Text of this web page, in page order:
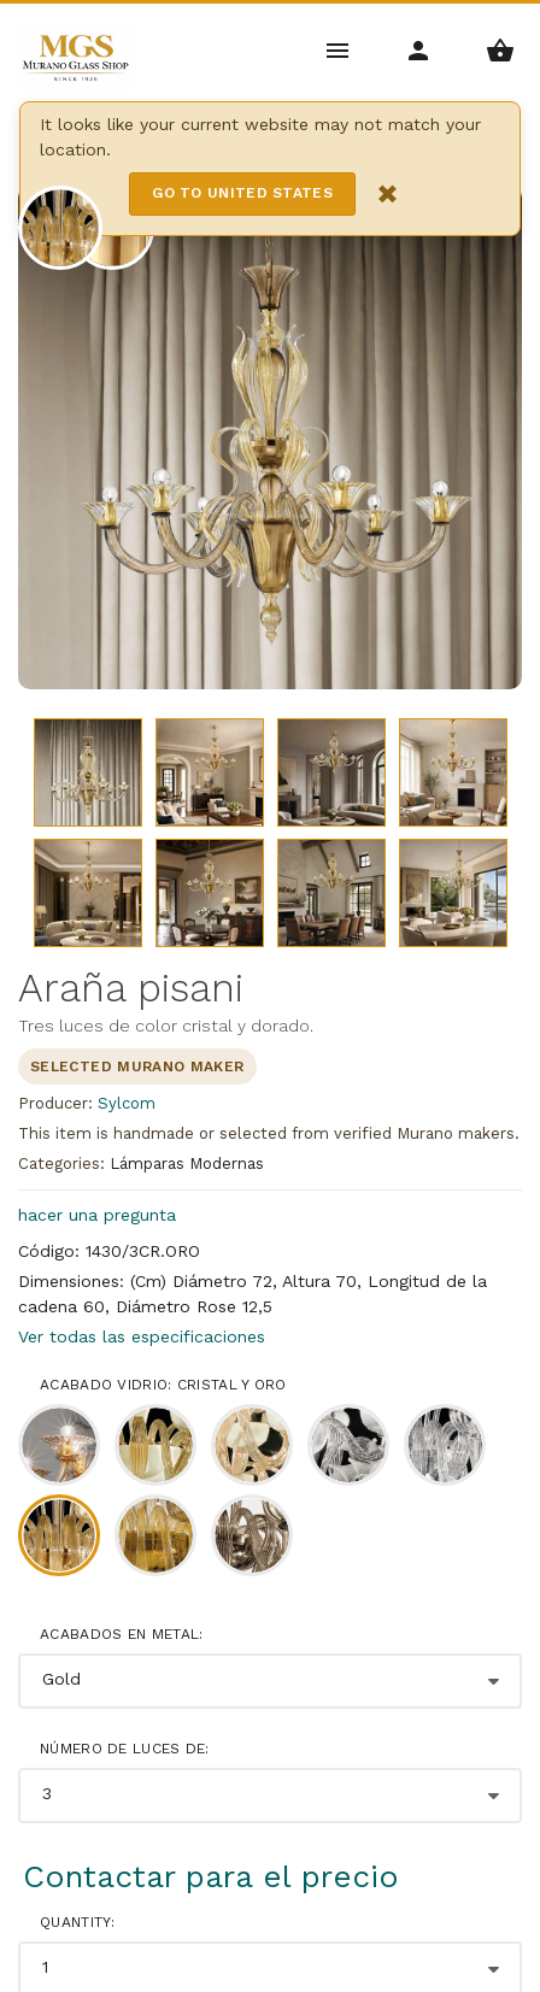
It looks like your current website may not match your
location.
GO TO UNITED STATES ×
Home / Candelabros / Lámparas Modernas /
Araña pisani
Araña pisani
Tres luces de color cristal y dorado.
SELECTED MURANO MAKER
Producer: Sylcom
This item is handmade or selected from verified Murano makers.
Categories: Lámparas Modernas
hacer una pregunta
Código: 1430/3CR.ORO
Dimensiones: (Cm) Diámetro 72, Altura 70, Longitud de la
cadena 60, Diámetro Rose 12,5
Ver todas las especificaciones
ACABADO VIDRIO: CRISTAL Y ORO
ACABADOS EN METAL:
NÚMERO DE LUCES DE:
Contactar para el precio
QUANTITY: